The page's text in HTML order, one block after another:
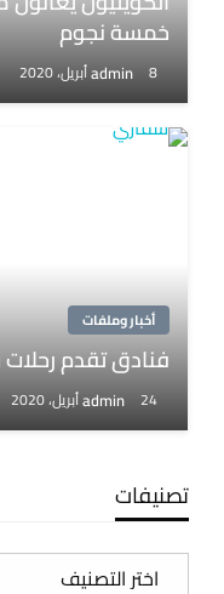
خمسة نجوم
admin 8 أبريل، 2020
أخبار وملفات
فنادق تقدم رحلات
admin 24 أبريل، 2020
تصنيفات
تصنيفات